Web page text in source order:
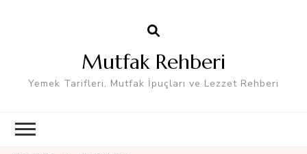
Mutfak Rehberi
Yemek Tarifleri, Mutfak İpuçları ve Lezzet Rehberi